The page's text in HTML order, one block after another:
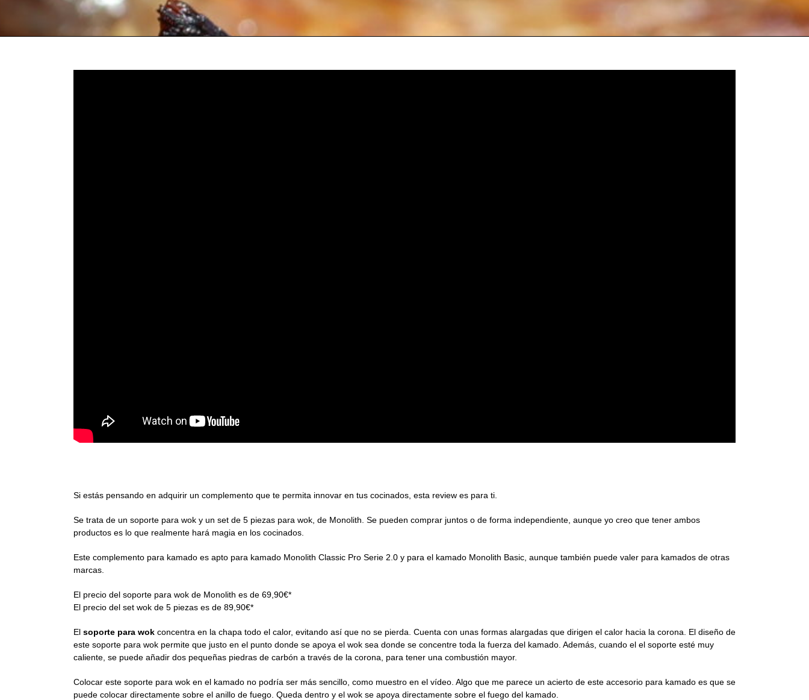
Si estás pensando en adquirir un complemento que te permita innovar en tus cocinados, esta review es para ti.
Se trata de un soporte para wok y un set de 5 piezas para wok, de Monolith. Se pueden comprar juntos o de forma independiente, aunque yo creo que tener ambos
productos es lo que realmente hará magia en los cocinados.
Este complemento para kamado es apto para kamado Monolith Classic Pro Serie 2.0 y para el kamado Monolith Basic, aunque también puede valer para kamados de otras
marcas.
El precio del soporte para wok de Monolith es de 69,90€*
El precio del set wok de 5 piezas es de 89,90€*
El soporte para wok concentra en la chapa todo el calor, evitando así que no se pierda. Cuenta con unas formas alargadas que dirigen el calor hacia la corona. El diseño de
este soporte para wok permite que justo en el punto donde se apoya el wok sea donde se concentre toda la fuerza del kamado. Además, cuando el el soporte esté muy
caliente, se puede añadir dos pequeñas piedras de carbón a través de la corona, para tener una combustión mayor.
Colocar este soporte para wok en el kamado no podría ser más sencillo, como muestro en el vídeo. Algo que me parece un acierto de este accesorio para kamado es que se
puede colocar directamente sobre el anillo de fuego. Queda dentro y el wok se apoya directamente sobre el fuego del kamado.